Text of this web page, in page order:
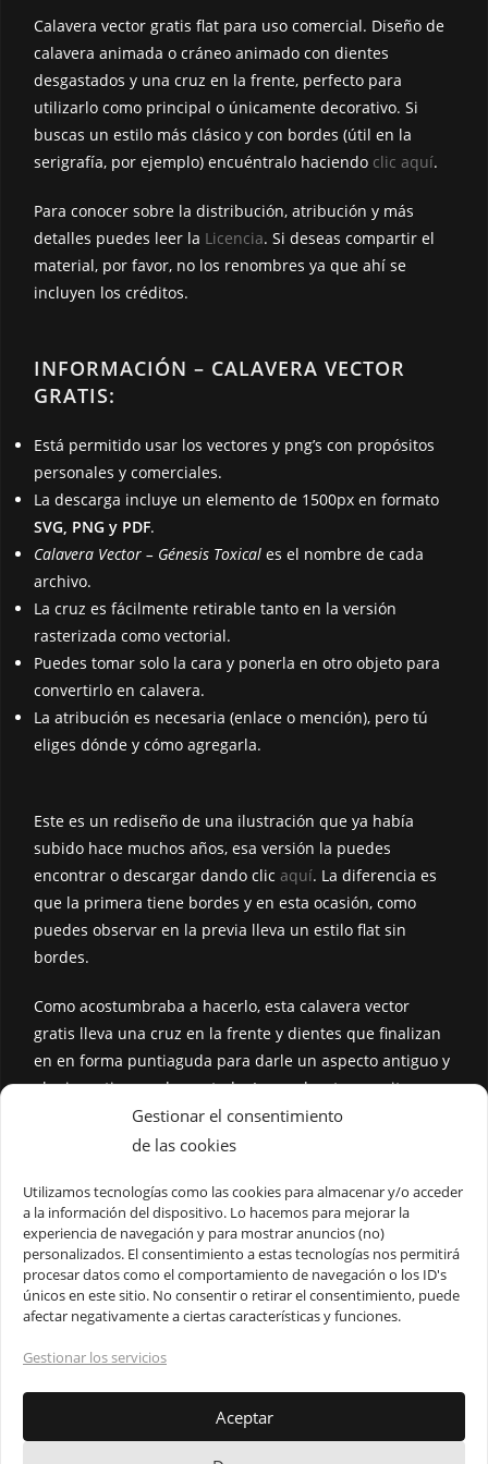
Gestionar el consentimiento
de las cookies
Utilizamos tecnologías como las cookies para almacenar y/o acceder
a la información del dispositivo. Lo hacemos para mejorar la
experiencia de navegación y para mostrar anuncios (no)
personalizados. El consentimiento a estas tecnologías nos permitirá
procesar datos como el comportamiento de navegación o los ID's
únicos en este sitio. No consentir o retirar el consentimiento, puede
afectar negativamente a ciertas características y funciones.
Gestionar los servicios
Aceptar
Calavera vector gratis flat para uso comercial. Diseño de
calavera animada o cráneo animado con dientes
desgastados y una cruz en la frente, perfecto para
utilizarlo como principal o únicamente decorativo. Si
buscas un estilo más clásico y con bordes (útil en la
serigrafía, por ejemplo) encuéntralo haciendo clic aquí.
Para conocer sobre la distribución, atribución y más
detalles puedes leer la Licencia. Si deseas compartir el
material, por favor, no los renombres ya que ahí se
incluyen los créditos.
INFORMACIÓN – CALAVERA VECTOR
GRATIS:
Está permitido usar los vectores y png’s con propósitos
personales y comerciales.
La descarga incluye un elemento de 1500px en formato
SVG, PNG y PDF.
Calavera Vector – Génesis Toxical es el nombre de cada
archivo.
La cruz es fácilmente retirable tanto en la versión
rasterizada como vectorial.
Puedes tomar solo la cara y ponerla en otro objeto para
convertirlo en calavera.
La atribución es necesaria (enlace o mención), pero tú
eliges dónde y cómo agregarla.
Este es un rediseño de una ilustración que ya había
subido hace muchos años, esa versión la puedes
encontrar o descargar dando clic aquí. La diferencia es
que la primera tiene bordes y en esta ocasión, como
puedes observar en la previa lleva un estilo flat sin
bordes.
Como acostumbraba a hacerlo, esta calavera vector
gratis lleva una cruz en la frente y dientes que finalizan
en en forma puntiaguda para darle un aspecto antiguo y
al mismo tiempo desgastado. La sombra te permite
añadirle alguna textura, degradado o simplemente un
color distinto.
Cabe mencionar que este cráneo vector es uno de mis
vectores o png’s favoritos ya que el boceto fue creado por
mi esposo Alex, por esa misma razón tiene un estilo más
realista aunque animado al mismo tiempo. Incluso tiene
mandíbula, ya que generalmente no dibujo con ella.